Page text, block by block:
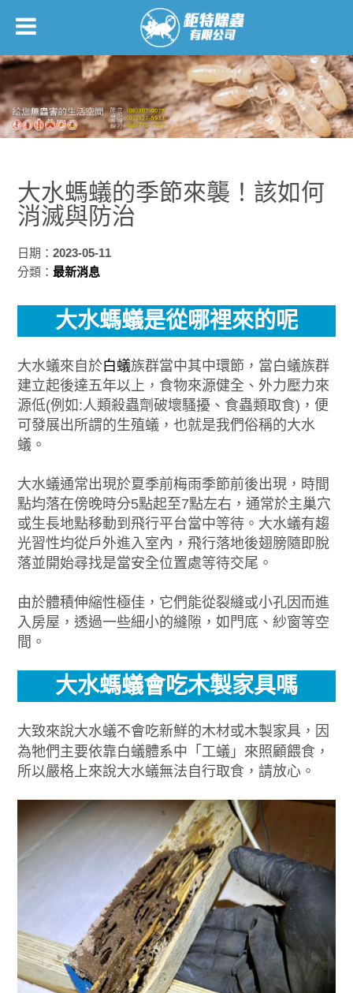
大水螞蟻的季節來襲！該如何
消滅與防治
日期：2023-05-11
分類：最新消息
大水螞蟻是從哪裡來的呢
大水蟻來自於白蟻族群當中其中環節，當白蟻族群
建立起後達五年以上，食物來源健全、外力壓力來
源低(例如:人類殺蟲劑破壞騷擾、食蟲類取食)，便
可發展出所謂的生殖蟻，也就是我們俗稱的大水
蟻。
大水蟻通常出現於夏季前梅雨季節前後出現，時間
點均落在傍晚時分5點起至7點左右，通常於主巢穴
或生長地點移動到飛行平台當中等待。大水蟻有趨
光習性均從戶外進入室內，飛行落地後翅膀隨即脫
落並開始尋找是當安全位置處等待交尾。
由於體積伸縮性極佳，它們能從裂縫或小孔因而進
入房屋，透過一些細小的縫隙，如門底、紗窗等空
間。
大水螞蟻會吃木製家具嗎
大致來說大水蟻不會吃新鮮的木材或木製家具，因
為牠們主要依靠白蟻體系中「工蟻」來照顧餵食，
所以嚴格上來說大水蟻無法自行取食，請放心。